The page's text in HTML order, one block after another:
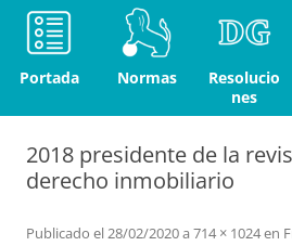
Portada Normas
Resolucio
nes
2018 presidente de la
derecho inmobiliario
Publicado el28/02/2020a 714 × 1024en